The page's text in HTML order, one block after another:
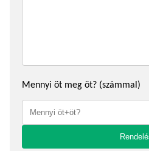
Mennyi öt meg öt? (számmal)